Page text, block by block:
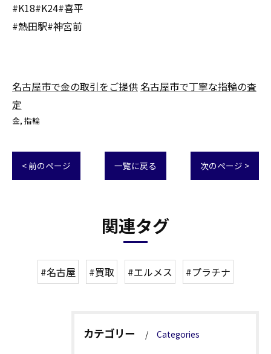
#K18#K24#喜平
#熱田駅#神宮前
名古屋市で金の取引をご提供 名古屋市で丁寧な指輪の査
定
金 指輪
< 前のページ 一覧に戻る 次のページ >
関連タグ
#名古屋 #買取 #エルメス #プラチナ
カテゴリー Categories